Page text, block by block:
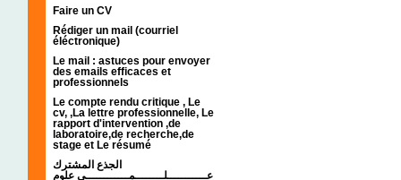
Faire un CV
Rédiger un mail (courriel
éléctronique)
Le mail : astuces pour envoyer
des emails efficaces et
professionnels
Le compte rendu critique , Le
cv, ,La lettre professionnelle, Le
rapport d'intervention ,de
laboratoire,de recherche,de
stage et Le résumé
الجذع المشترك
عـــــــــــلــــــــمــــــــــــي علوم